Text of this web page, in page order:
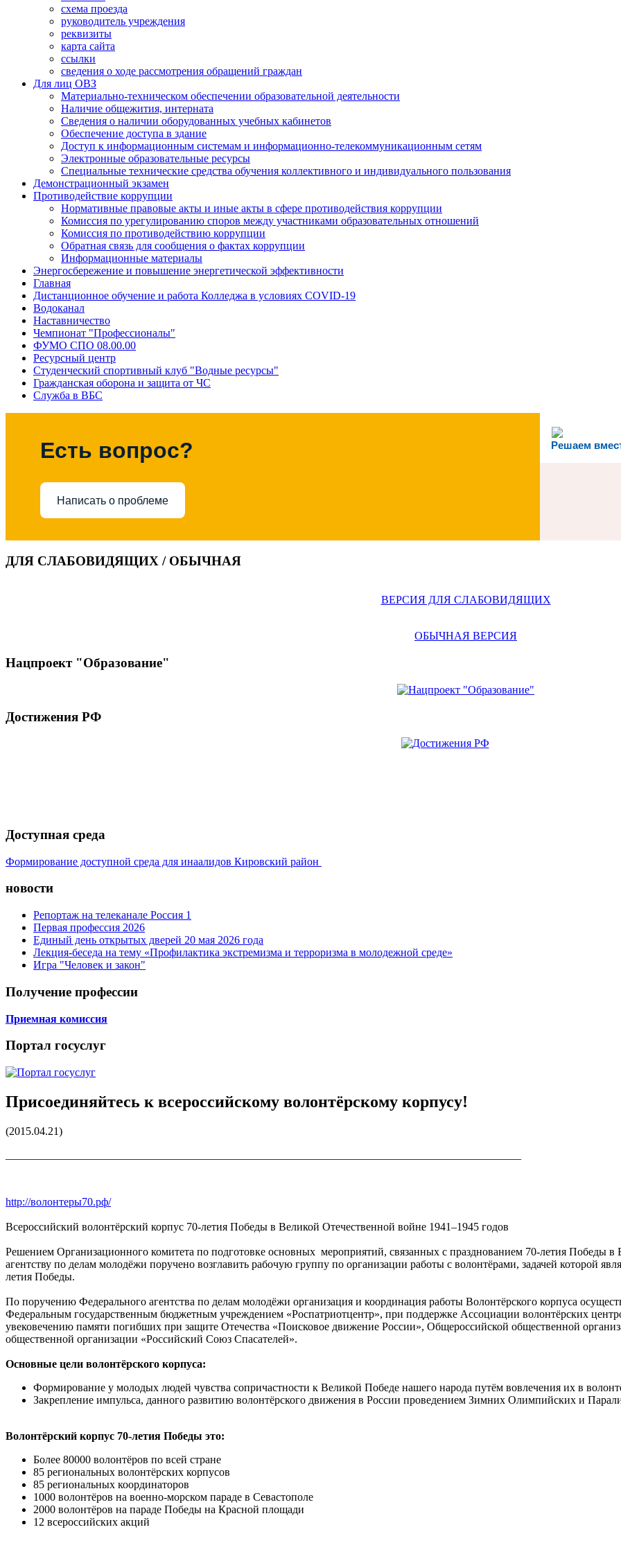
схема проезда
руководитель учреждения
реквизиты
карта сайта
ссылки
сведения о ходе рассмотрения обращений граждан
Для лиц ОВЗ
Материально-техническом обеспечении образовательной деятельности
Наличие общежития, интерната
Сведения о наличии оборудованных учебных кабинетов
Обеспечение доступа в здание
Доступ к информационным системам и информационно-телекоммуникационным сетям
Электронные образовательные ресурсы
Специальные технические средства обучения коллективного и индивидуального пользования
Демонстрационный экзамен
Противодействие коррупции
Нормативные правовые акты и иные акты в сфере противодействия коррупции
Комиссия по урегулированию споров между участниками образовательных отношений
Комиссия по противодействию коррупции
Обратная связь для сообщения о фактах коррупции
Информационные материалы
Энергосбережение и повышение энергетической эффективности
Главная
Дистанционное обучение и работа Колледжа в условиях COVID-19
Водоканал
Наставничество
Чемпионат "Профессионалы"
ФУМО СПО 08.00.00
Ресурсный центр
Студенческий спортивный клуб "Водные ресурсы"
Гражданская оборона и защита от ЧС
Служба в ВБС
Решаем
Есть вопрос?
Написать о проблеме
ДЛЯ СЛАБОВИДЯЩИХ / ОБЫЧНАЯ
ВЕРСИЯ ДЛЯ СЛАБОВИДЯЩИХ
ОБЫЧНАЯ ВЕРСИЯ
Нацпроект "Образование"
Достижения РФ
Доступная среда
Формирование доступной среда для инаалидов Кировский район
новости
Репортаж на телеканале Россия 1
Первая профессия 2026
Единый день открытых дверей 20 мая 2026 года
Лекция-беседа на тему «Профилактика экстремизма и терроризма в молодежной среде»
Игра "Человек и закон"
Получение профессии
Приемная комиссия
Портал госуслуг
Присоединяйтесь к всероссийскому волонтёрскому корпусу!
(2015.04.21)
http://волонтеры70.рф/
Всероссийский волонтёрский корпус 70-летия Победы в Великой Отечественной войне 1941–1945 годов
Решением Организационного комитета по подготовке основных мероприятий, связанных с празднованием 70-летия Победы
агентству по делам молодёжи поручено возглавить рабочую группу по организации работы с волонтёрами, задачей которой
летия Победы.
По поручению Федерального агентства по делам молодёжи организация и координация работы Волонтёрского корпуса
Федеральным государственным бюджетным учреждением «Роспатриотцентр», при поддержке Ассоциации волонтёрских
увековечению памяти погибших при защите Отечества «Поисковое движение России», Общероссийской общественной
общественной организации «Российский Союз Спасателей».
Основные цели волонтёрского корпуса:
Формирование у молодых людей чувства сопричастности к Великой Победе нашего народа путём вовлечения их в
Закрепление импульса, данного развитию волонтёрского движения в России проведением Зимних Олимпийских и
Волонтёрский корпус 70-летия Победы это:
Более 80000 волонтёров по всей стране
85 региональных волонтёрских корпусов
85 региональных координаторов
1000 волонтёров на военно-морском параде в Севастополе
2000 волонтёров на параде Победы на Красной площади
12 всероссийских акций